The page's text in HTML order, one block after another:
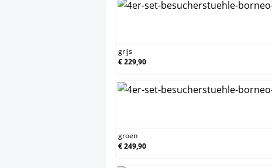
grijs
€ 229,90
groen
€ 249,90